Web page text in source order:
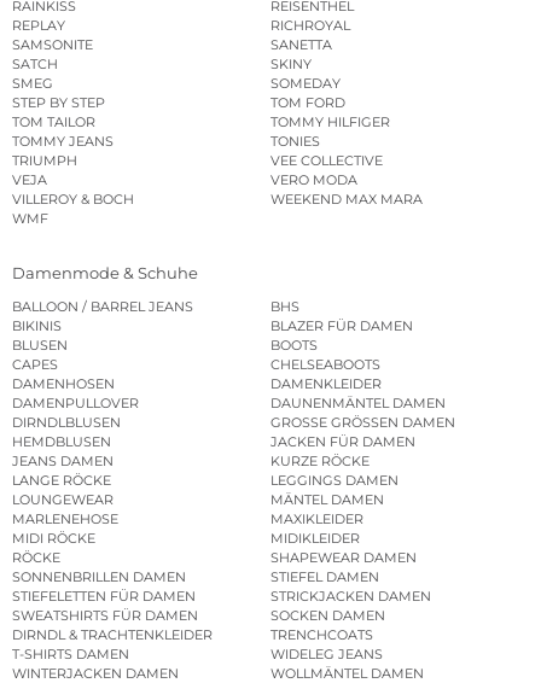
RAINKISS
REISENTHEL
REPLAY
RICHROYAL
SAMSONITE
SANETTA
SATCH
SKINY
SMEG
SOMEDAY
STEP BY STEP
TOM FORD
TOM TAILOR
TOMMY HILFIGER
TOMMY JEANS
TONIES
TRIUMPH
VEE COLLECTIVE
VEJA
VERO MODA
VILLEROY & BOCH
WEEKEND MAX MARA
WMF
Damenmode & Schuhe
BALLOON / BARREL JEANS
BHS
BIKINIS
BLAZER FÜR DAMEN
BLUSEN
BOOTS
CAPES
CHELSEABOOTS
DAMENHOSEN
DAMENKLEIDER
DAMENPULLOVER
DAUNENMÄNTEL DAMEN
DIRNDLBLUSEN
GROSSE GRÖSSEN DAMEN
HEMDBLUSEN
JACKEN FÜR DAMEN
JEANS DAMEN
KURZE RÖCKE
LANGE RÖCKE
LEGGINGS DAMEN
LOUNGEWEAR
MÄNTEL DAMEN
MARLENEHOSE
MAXIKLEIDER
MIDI RÖCKE
MIDIKLEIDER
RÖCKE
SHAPEWEAR DAMEN
SONNENBRILLEN DAMEN
STIEFEL DAMEN
STIEFELETTEN FÜR DAMEN
STRICKJACKEN DAMEN
SWEATSHIRTS FÜR DAMEN
SOCKEN DAMEN
DIRNDL & TRACHTENKLEIDER
TRENCHCOATS
T-SHIRTS DAMEN
WIDELEG JEANS
WINTERJACKEN DAMEN
WOLLMÄNTEL DAMEN